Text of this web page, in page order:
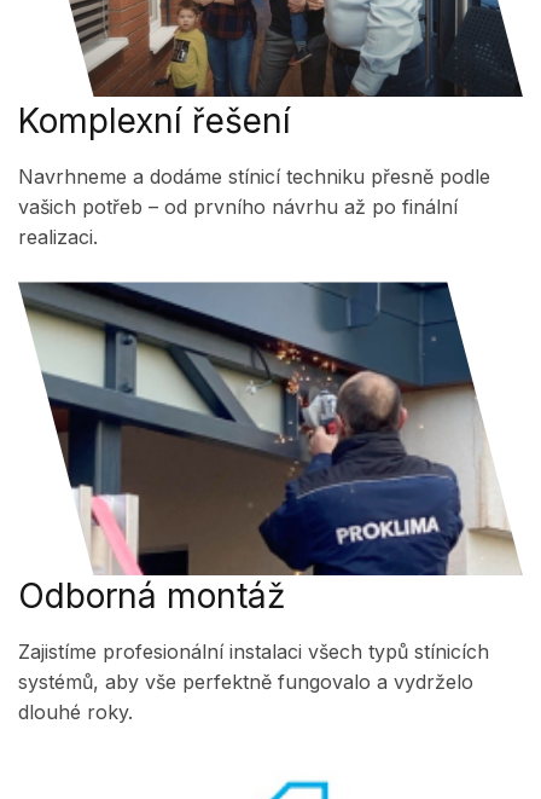
Komplexní řešení
Navrhneme a dodáme stínicí techniku přesně podle
vašich potřeb – od prvního návrhu až po finální
realizaci.
Odborná montáž
Zajistíme profesionální instalaci všech typů stínicích
systémů, aby vše perfektně fungovalo a vydrželo
dlouhé roky.